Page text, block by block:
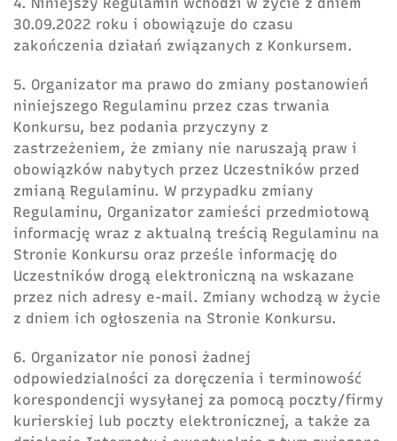
30.09.2022 roku i obowiązuje do czasu
zakończenia działań związanych z Konkursem.
5. Organizator ma prawo do zmiany postanowień
niniejszego Regulaminu przez czas trwania
Konkursu, bez podania przyczyny z
zastrzeżeniem, że zmiany nie naruszają praw i
obowiązków nabytych przez Uczestników przed
zmianą Regulaminu. W przypadku zmiany
Regulaminu, Organizator zamieści przedmiotową
informację wraz z aktualną treścią Regulaminu na
Stronie Konkursu oraz prześle informację do
Uczestników drogą elektroniczną na wskazane
przez nich adresy e-mail. Zmiany wchodzą w życie
z dniem ich ogłoszenia na Stronie Konkursu.
6. Organizator nie ponosi żadnej
odpowiedzialności za doręczenia i terminowość
korespondencji wysyłanej za pomocą poczty/firmy
kurierskiej lub poczty elektronicznej, a także za